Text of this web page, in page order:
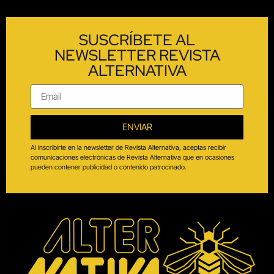
SUSCRÍBETE AL
NEWSLETTER REVISTA
ALTERNATIVA
ENVIAR
Al inscribirte en la newsletter de Revista Alternativa, aceptas recibir
comunicaciones electrónicas de Revista Alternativa que en ocasiones
pueden contener publicidad o contenido patrocinado.